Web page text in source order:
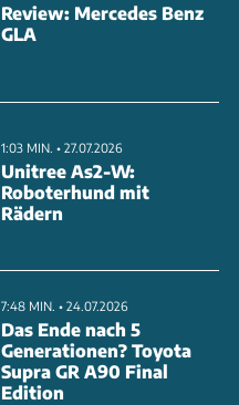
Review: Mercedes Benz
GLA
1:03 MIN. • 27.07.2026
Unitree As2-W:
Roboterhund mit
Rädern
7:48 MIN. • 24.07.2026
Das Ende nach 5
Generationen? Toyota
Supra GR A90 Final
Edition